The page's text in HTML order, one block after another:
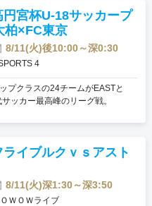
円宮杯U-18サッカープ
柏×FC東京
8/11(火)後10:00～深0:30
4
プクラスの24チームがEASTと
ッカー最高峰のリーグ戦。
ブルクｖｓアスト
8/11(火)深1:30～深3:50
ＷＯＷライブ